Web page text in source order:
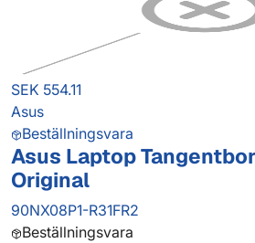
SEK 554.11
Asus
Beställningsvara
Asus Laptop
Original
90NX08P1-R31FR2
Beställningsvara